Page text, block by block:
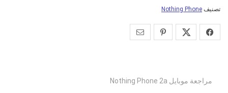
تصنيف Nothing Phone
مراجعة موبايل Nothing Phone 2a